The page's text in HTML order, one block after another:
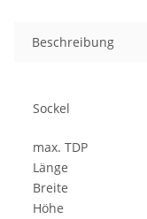
Beschreibung
Sockel
max. TDP
Länge
Breite
Höhe